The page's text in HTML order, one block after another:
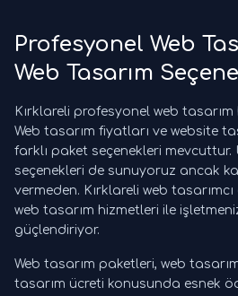
Profesyonel Web
Web Tasarım
Kırklareli profesyonel web
Web tasarım fiyatları ve website
farklı paket seçenekleri mevcuttur.
seçenekleri de sunuyoruz ancak
vermeden. Kırklareli web
web tasarım hizmetleri ile
güçlendiriyor.
Web tasarım paketleri, web
tasarım ücreti konusunda esnek